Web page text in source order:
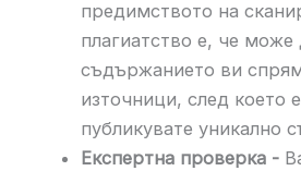
предимството на
плагиатство е, че
съдържанието ви
източници, след което
публикувате уникално
Експертна проверка -